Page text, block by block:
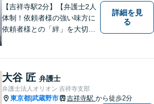
【吉祥寺駅2分】【弁護士2人
体制！依頼者様の強い味方に
依頼者様との「絆」を大切
回収、企業法務、刑事事件、
インターネットなど
詳細を見
る
大谷 匠 弁護士
弁護士法人オリオン 吉祥寺支部
東京都 武蔵野市 吉祥寺駅 から徒歩2分